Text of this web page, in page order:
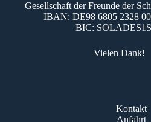
Gesellschaft der Freunde der
IBAN: DE98 6805 2328
BIC:
Vielen Dank!
Kontakt
Anfahrt